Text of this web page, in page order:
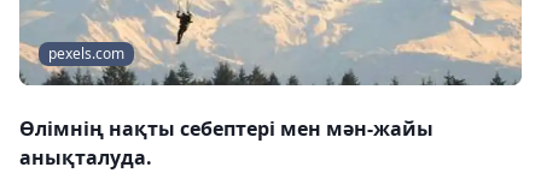
pexels.com
Өлімнің нақты себептері мен мән-жайы
анықталуда.